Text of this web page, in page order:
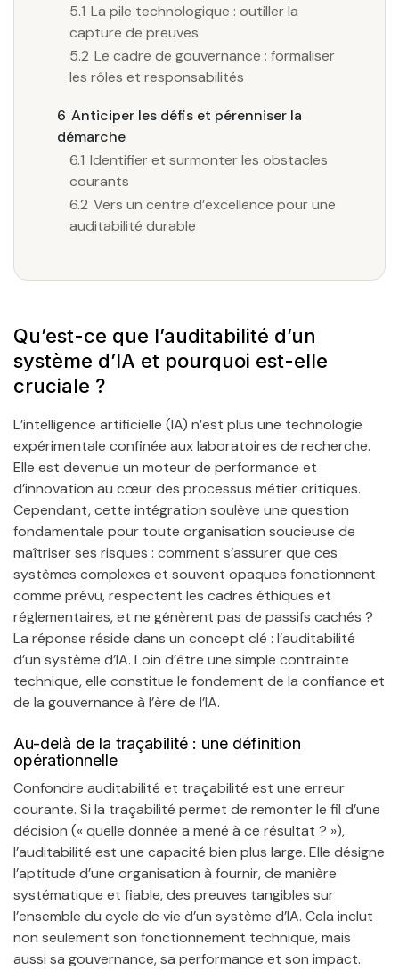
5.1 La pile technologique : outiller la
capture de preuves
5.2 Le cadre de gouvernance : formaliser
les rôles et responsabilités
6 Anticiper les défis et pérenniser la
démarche
6.1 Identifier et surmonter les obstacles
courants
6.2 Vers un centre d’excellence pour une
auditabilité durable
Qu’est-ce que l’auditabilité d’un
système d’IA et pourquoi est-elle
cruciale ?
L’intelligence artificielle (IA) n’est plus une technologie
expérimentale confinée aux laboratoires de recherche.
Elle est devenue un moteur de performance et
d’innovation au cœur des processus métier critiques.
Cependant, cette intégration soulève une question
fondamentale pour toute organisation soucieuse de
maîtriser ses risques : comment s’assurer que ces
systèmes complexes et souvent opaques fonctionnent
comme prévu, respectent les cadres éthiques et
réglementaires, et ne génèrent pas de passifs cachés ?
La réponse réside dans un concept clé : l’auditabilité
d’un système d’IA. Loin d’être une simple contrainte
technique, elle constitue le fondement de la confiance et
de la gouvernance à l’ère de l’IA.
Au-delà de la traçabilité : une définition
opérationnelle
Confondre auditabilité et traçabilité est une erreur
courante. Si la traçabilité permet de remonter le fil d’une
décision (« quelle donnée a mené à ce résultat ? »),
l’auditabilité est une capacité bien plus large. Elle désigne
l’aptitude d’une organisation à fournir, de manière
systématique et fiable, des preuves tangibles sur
l’ensemble du cycle de vie d’un système d’IA. Cela inclut
non seulement son fonctionnement technique, mais
aussi sa gouvernance, sa performance et son impact.